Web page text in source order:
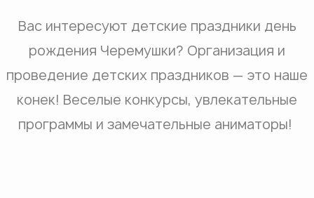
Вас интересуют детские праздники день
рождения Черемушки? Организация и
проведение детских праздников — это наше
конек! Веселые конкурсы, увлекательные
программы и замечательные аниматоры!